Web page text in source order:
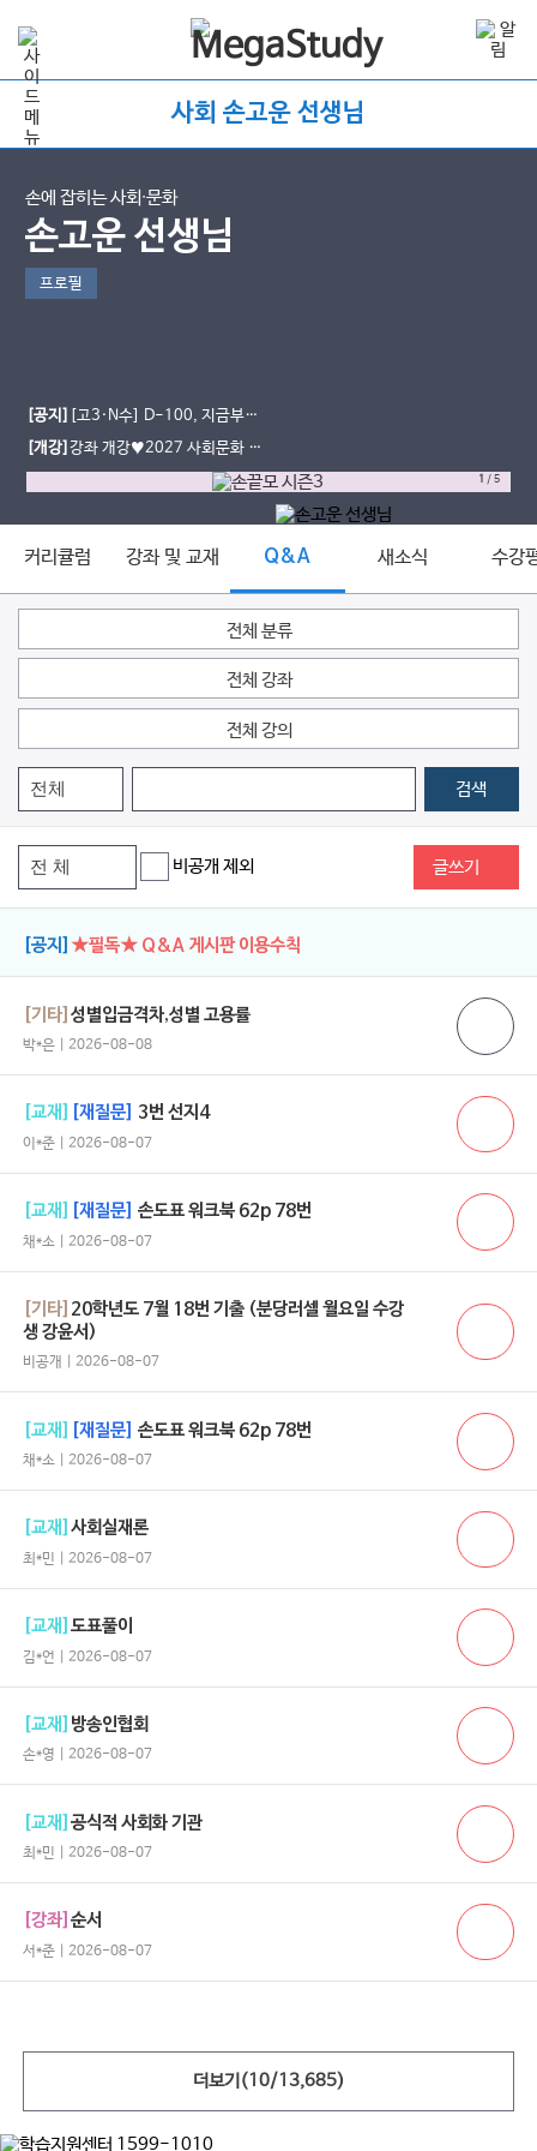
사회 손고운 선생님
손에 잡히는 사회∙문화
손고운 선생님
프로필
[공지] [고3·N수] D-100, 지금부터
가 중요합니다｜9평·수능까지 사회문
화 학습법
[개강]강좌 개강♥2027 사회문화 손
끝 모의고사 시즌3
1 /5
커리큘럼 강좌 및 교재 Q&A 새소식 수강
전체 분류
전체 강좌
전체 강의
검색
비공개 제외 글쓰기
[공지] ★필독★ Q&A 게시판 이용수칙
[기타]성별입금격차,성별 고용률
박*은 | 2026-08-08
[교재] [재질문] 3번 선지4
이*준 | 2026-08-07
[교재] [재질문] 손도표 워크북 62p 78번
채*소 | 2026-08-07
[기타] 20학년도 7월 18번 기출 (분당러셀 월요일 수강
생 강윤서)
비공개 | 2026-08-07
[교재] [재질문] 손도표 워크북 62p 78번
채*소 | 2026-08-07
[교재]사회실재론
최*민 | 2026-08-07
[교재]도표풀이
김*언 | 2026-08-07
[교재] 방송인협회
손*영 | 2026-08-07
[교재]공식적 사회화 기관
최*민 | 2026-08-07
[강좌]순서
서*준 | 2026-08-07
더보기(10/13,685)